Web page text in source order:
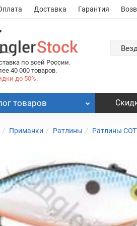
Доставка Гарантия
по всей России.
40 000 товаров.
до 50%.
товаров
Приманки Ратлины Ратлины